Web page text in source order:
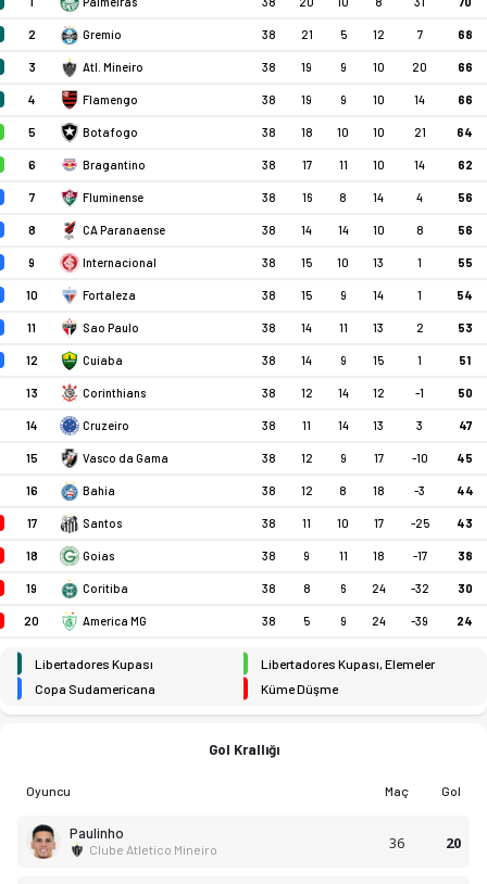
2 Gremio 38 21 5 12 7 68
3 Atl. Mineiro 38 19 9 10 20 66
4 Flamengo 38 19 9 10 14 66
5 Botafogo 38 18 10 10 21 64
6 Bragantino 38 17 11 10 14 62
7 Fluminense 38 16 8 14 4 56
8 CA Paranaense 38 14 14 10 8 56
9 Internacional 38 15 10 13 1 55
10 Fortaleza 38 15 9 14 1 54
11 Sao Paulo 38 14 11 13 2 53
12 Cuiaba 38 14 9 15 1 51
13 Corinthians 38 12 14 12 -1 50
14 Cruzeiro 38 11 14 13 3 47
15 Vasco da Gama 38 12 9 17 -10 45
16 Bahia 38 12 8 18 -3 44
17 Santos 38 11 10 17 -25 43
18 Goias 38 9 11 18 -17 38
19 Coritiba 38 8 6 24 -32 30
20 America MG 38 5 9 24 -39 24
Libertadores Kupası
Libertadores Kupası, Elemeler
Copa Sudamericana
Küme Düşme
Gol Krallığı
Oyuncu Maç Gol
Paulinho
Clube Atletico Mineiro 36 20